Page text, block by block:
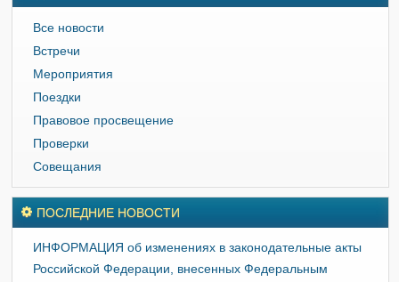
Все новости
Встречи
Мероприятия
Поездки
Правовое просвещение
Проверки
Совещания
ПОСЛЕДНИЕ НОВОСТИ
ИНФОРМАЦИЯ об изменениях в законодательные акты
Российской Федерации, внесенных Федеральным